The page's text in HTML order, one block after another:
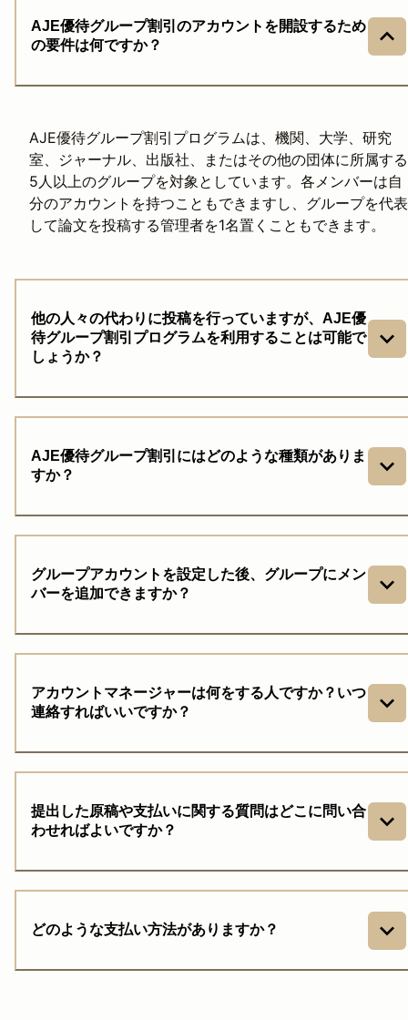
AJE優待グループ割引のアカウントを開設するため
の要件は何ですか？
AJE優待グループ割引プログラムは、機関、大学、研究
室、ジャーナル、出版社、またはその他の団体に所属する
5人以上のグループを対象としています。各メンバーは自
分のアカウントを持つこともできますし、グループを代表
して論文を投稿する管理者を1名置くこともできます。
他の人々の代わりに投稿を行っていますが、AJE優
待グループ割引プログラムを利用することは可能で
しょうか？
AJE優待グループ割引にはどのような種類がありま
すか？
グループアカウントを設定した後、グループにメン
バーを追加できますか？
アカウントマネージャーは何をする人ですか？いつ
連絡すればいいですか？
提出した原稿や支払いに関する質問はどこに問い合
わせればよいですか？
どのような支払い方法がありますか？